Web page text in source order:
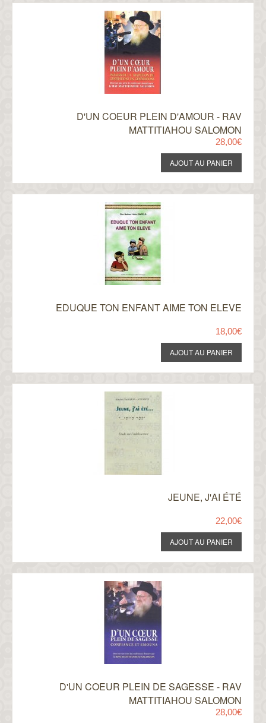
D'UN COEUR PLEIN D'AMOUR - RAV
MATTITIAHOU SALOMON
28,00€
EDUQUE TON ENFANT AIME TON ELEVE
18,00€
JEUNE, J'AI ÉTÉ
22,00€
D'UN COEUR PLEIN DE SAGESSE - RAV
MATTITIAHOU SALOMON
28,00€